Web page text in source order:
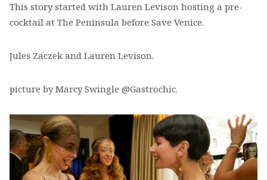
This story started with Lauren Levison hosting a pre-
cocktail at The Peninsula before Save Venice.
Jules Zaczek and Lauren Levison.
picture by Marcy Swingle @Gastrochic.